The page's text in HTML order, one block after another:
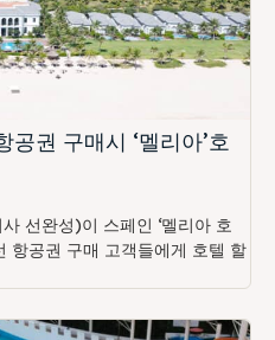
권 구매시 ‘멜리아’호
선완성)이 스페인 ‘멜리아 호
항공권 구매 고객들에게 호텔 할